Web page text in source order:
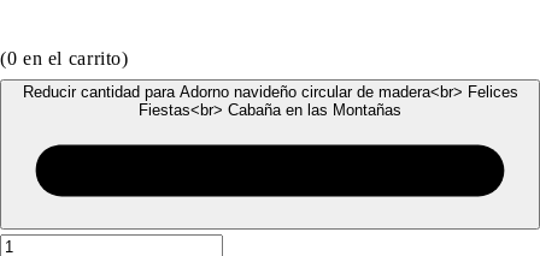
(0 en el carrito)
Reducir cantidad para Adorno navideño circular de madera<br> Felices
Fiestas<br> Cabaña en las Montañas